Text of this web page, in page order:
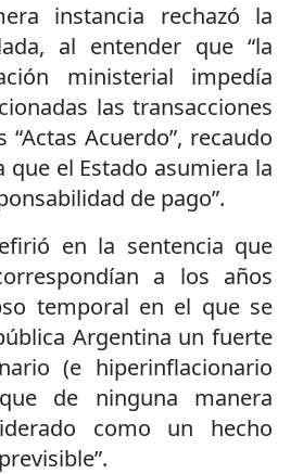
instancia rechazó la
al entender que “la
ministerial impedía
las transacciones
“Actas Acuerdo”, recaudo
que el Estado asumiera la
de pago”.
en la sentencia que
a los años
temporal en el que se
Argentina un fuerte
(e hiperinflacionario
de ninguna manera
como un hecho